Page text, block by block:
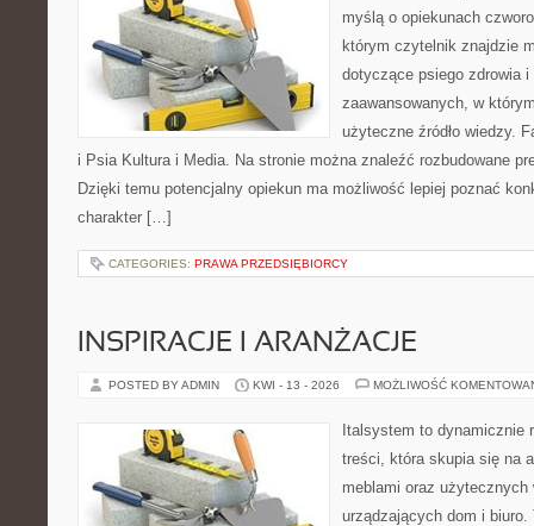
myślą o opiekunach
którym czytelnik znajdzie
dotyczące psiego zdrowia
zaawansowanych, w
użyteczne źródło wiedzy.
i Psia Kultura i Media. Na stronie można znaleźć rozbudowane
Dzięki temu potencjalny opiekun ma możliwość lepiej poznać
charakter […]
CATEGORIES: PRAWA PRZEDSIĘBIORCY
INSPIRACJE I ARANŻACJE
POSTED BY ADMIN KWI - 13 - 2026 MOŻLIWOŚĆ
Italsystem to dynamicznie
treści, która skupia się na
meblami oraz
urządzających dom i